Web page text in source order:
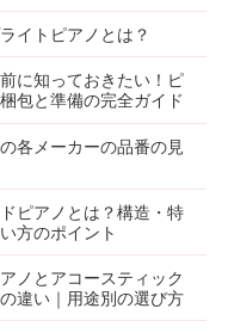
イトピアノとは？
に知っておきたい！ピ
包と準備の完全ガイド
各メーカーの品番の見
ピアノとは？構造・特
方のポイント
ノとアコースティック
違い｜用途別の選び方